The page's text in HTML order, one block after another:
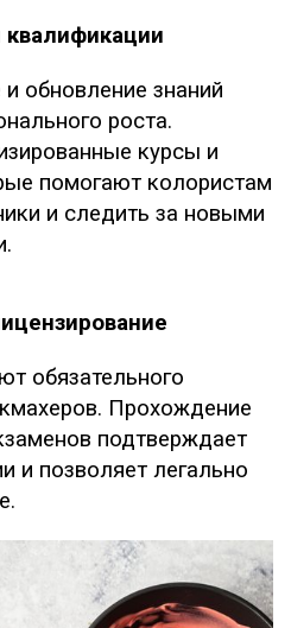
обновление знаний
роста.
курсы и
помогают колористам
и следить за новыми
обязательного
Прохождение
подтверждает
и позволяет легально